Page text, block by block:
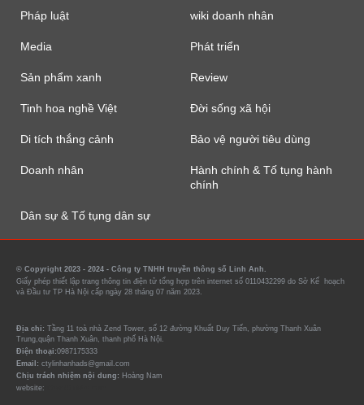
Pháp luật wiki doanh nhân
Media Phát triển
Sản phẩm xanh Review
Tinh hoa nghề Việt Đời sống xã hội
Di tích thắng cảnh Bảo vệ người tiêu dùng
Doanh nhân
Hành chính & Tố tụng hành
chính
Dân sự & Tố tụng dân sự
© Copyright 2023 - 2024 - Công ty TNHH truyền thông số Linh Anh.
Giấy phép thiết lập trang thông tin điện tử tổng hợp trên internet số 0110432299 do Sở Kế hoạch
và Đầu tư TP Hà Nội cấp ngày 28 tháng 07 năm 2023.
Địa chỉ: Tầng 11 toà nhà Zend Tower, số 12 đường Khuất Duy Tiến, phường Thanh Xuân
Trung,quận Thanh Xuân, thanh phố Hà Nội.
Điện thoại:0987175333
Email: ctylinhanhads@gmail.com
Chịu trách nhiệm nội dung: Hoàng Nam
website: